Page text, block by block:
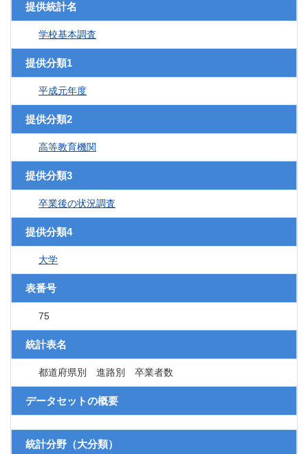
提供統計名
学校基本調査
提供分類1
平成元年度
提供分類2
高等教育機関
提供分類3
卒業後の状況調査
提供分類4
大学
表番号
75
統計表名
都道府県別 進路別 卒業者数
データセットの概要
統計分野（大分類）